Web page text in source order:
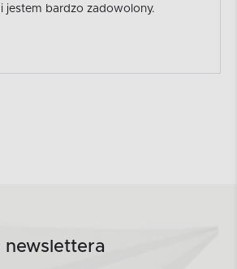
jestem bardzo zadowolony.
newslettera